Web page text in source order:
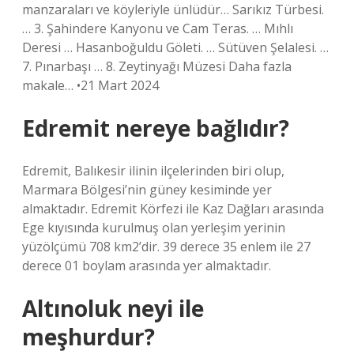
manzaraları ve köyleriyle ünlüdür… Sarıkız Türbesi.
… 3. Şahindere Kanyonu ve Cam Teras. … Mıhlı
Deresi … Hasanboğuldu Göleti. … Sütüven Şelalesi. …
7. Pınarbaşı … 8. Zeytinyağı Müzesi Daha fazla
makale… •21 Mart 2024
Edremit nereye bağlıdır?
Edremit, Balıkesir ilinin ilçelerinden biri olup,
Marmara Bölgesi’nin güney kesiminde yer
almaktadır. Edremit Körfezi ile Kaz Dağları arasında
Ege kıyısında kurulmuş olan yerleşim yerinin
yüzölçümü 708 km2’dir. 39 derece 35 enlem ile 27
derece 01 boylam arasında yer almaktadır.
Altınoluk neyi ile
meşhurdur?